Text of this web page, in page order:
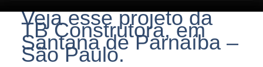
Veja esse projeto da
TB Construtora, em
Santana de Parnaíba –
São Paulo.